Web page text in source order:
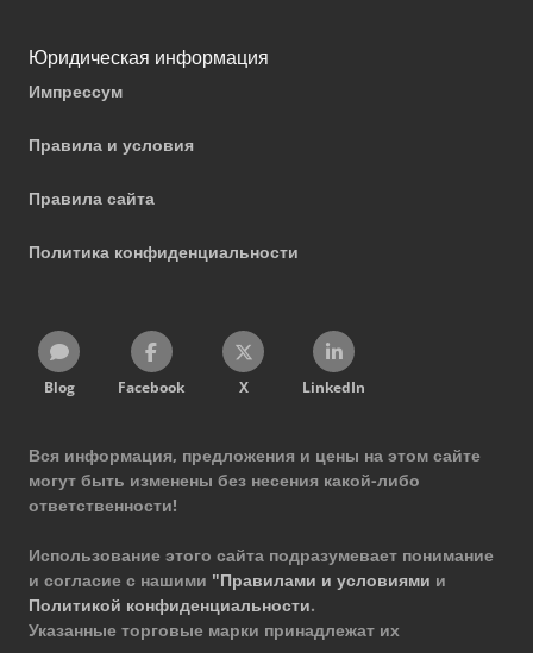
Юридическая информация
Импрессум
Правила и условия
Правила сайта
Политика конфиденциальности
Blog Facebook X LinkedIn
Вся информация, предложения и цены на этом сайте
могут быть изменены без несения какой-либо
ответственности!
Использование этого сайта подразумевает понимание
и согласие с нашими "Правилами и условиями и
Политикой конфиденциальности.
Указанные торговые марки принадлежат их